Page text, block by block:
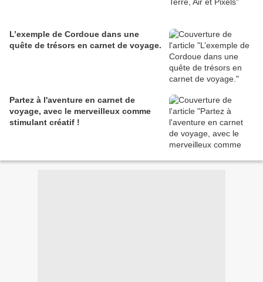
L’exemple de Cordoue dans une
quête de trésors en carnet de voyage.
Partez à l'aventure en carnet de
voyage, avec le merveilleux comme
stimulant créatif !